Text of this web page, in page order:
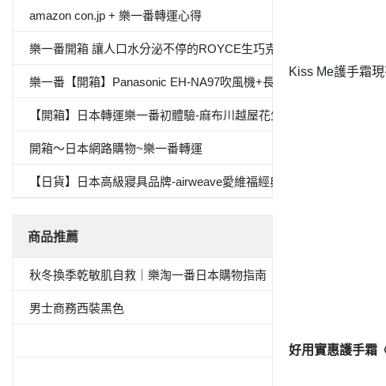
amazon con.jp + 樂一番轉運心得
樂一番開箱 讓人口水分泌不停的ROYCE生巧克力
樂一番【開箱】Panasonic EH-NA97吹風機+長崎心泉堂蜂蜜蛋糕
【開箱】日本轉運樂一番初體驗-麻布川越屋花生醬
開箱～日本網路購物~樂一番轉運
【日貨】日本高級寢具品牌-airweave愛維福經典專利素材椅墊&「
商品推薦
秋冬換季乾敏肌自救｜樂淘一番日本購物指南
男士商務西裝黑色
Kiss Me護手霜
好用實惠護手霜